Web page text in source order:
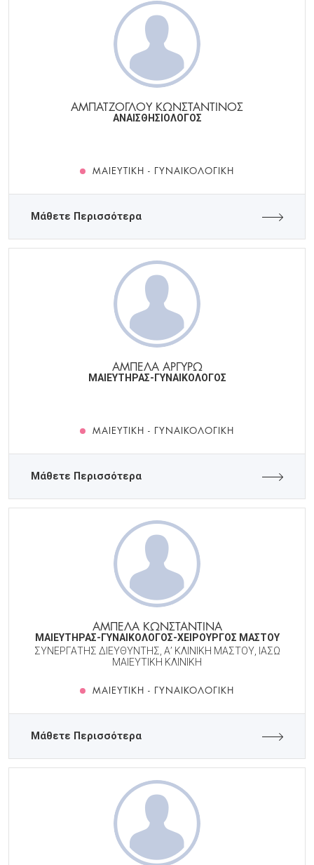
ΑΜΠΑΤΖΟΓΛΟΥ ΚΩΝΣΤΑΝΤΙΝΟΣ
ΑΝΑΙΣΘΗΣΙΟΛΟΓΟΣ
ΜΑΙΕΥΤΙΚΉ - ΓΥΝΑΙΚΟΛΟΓΙΚΉ
Μάθετε Περισσότερα
ΑΜΠΕΛΑ ΑΡΓΥΡΩ
ΜΑΙΕΥΤΗΡΑΣ-ΓΥΝΑΙΚΟΛΟΓΟΣ
ΜΑΙΕΥΤΙΚΉ - ΓΥΝΑΙΚΟΛΟΓΙΚΉ
Μάθετε Περισσότερα
ΑΜΠΕΛΑ ΚΩΝΣΤΑΝΤΙΝΑ
ΜΑΙΕΥΤΗΡΑΣ-ΓΥΝΑΙΚΟΛΟΓΟΣ-ΧΕΙΡΟΥΡΓΟΣ ΜΑΣΤΟΥ
ΣΥΝΕΡΓΑΤΗΣ ΔΙΕΥΘΥΝΤΗΣ, Α’ ΚΛΙΝΙΚΗ ΜΑΣΤΟΥ, ΙΑΣΩ
ΜΑΙΕΥΤΙΚΗ ΚΛΙΝΙΚΗ
ΜΑΙΕΥΤΙΚΉ - ΓΥΝΑΙΚΟΛΟΓΙΚΉ
Μάθετε Περισσότερα